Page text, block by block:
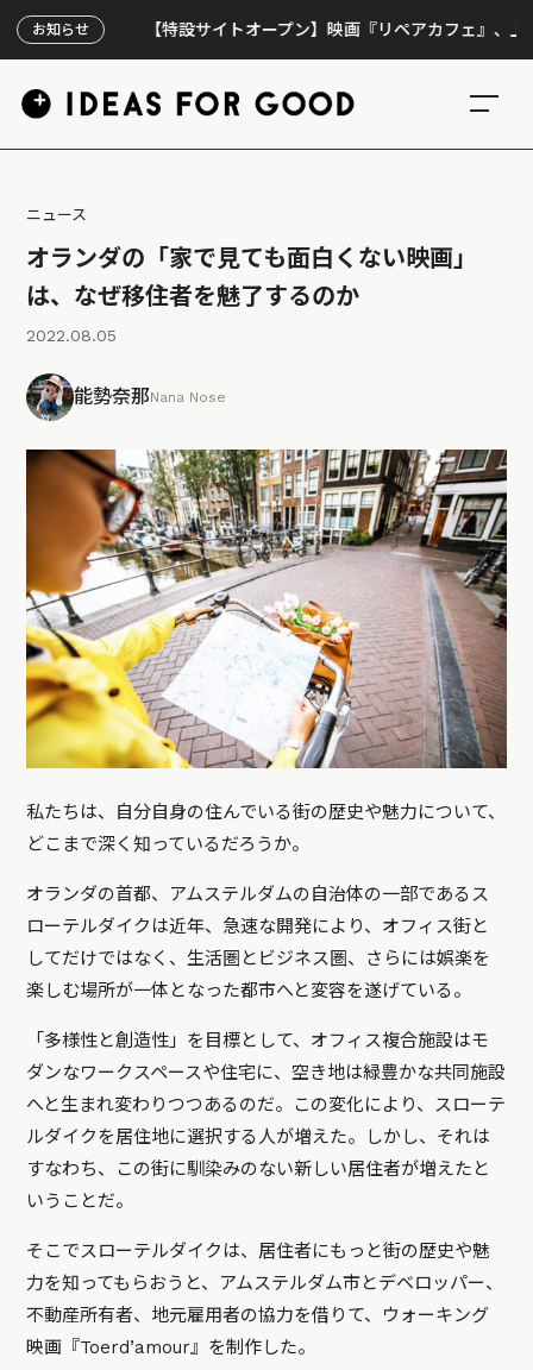
お知らせ【特設サイトオープン】映画『リペアカフェ』、上映300回
ニュース
オランダの「家で見ても面白くない映画」
は、なぜ移住者を魅了するのか
2022.08.05
能勢奈那Nana Nose
私たちは、自分自身の住んでいる街の歴史や魅力について、
どこまで深く知っているだろうか。
オランダの首都、アムステルダムの自治体の一部であるス
ローテルダイクは近年、急速な開発により、オフィス街と
してだけではなく、生活圏とビジネス圏、さらには娯楽を
楽しむ場所が一体となった都市へと変容を遂げている。
「多様性と創造性」を目標として、オフィス複合施設はモ
ダンなワークスペースや住宅に、空き地は緑豊かな共同施設
へと生まれ変わりつつあるのだ。この変化により、スローテ
ルダイクを居住地に選択する人が増えた。しかし、それは
すなわち、この街に馴染みのない新しい居住者が増えたと
いうことだ。
そこでスローテルダイクは、居住者にもっと街の歴史や魅
力を知ってもらおうと、アムステルダム市とデベロッパー、
不動産所有者、地元雇用者の協力を借りて、ウォーキング
映画『Toerd’amour』を制作した。